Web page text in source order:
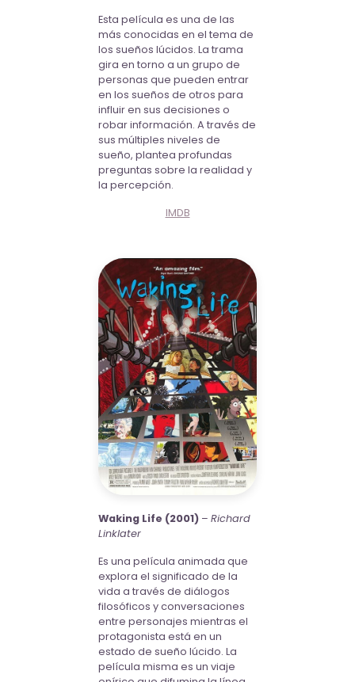
Esta película es una de las
más conocidas en el tema de
los sueños lúcidos. La trama
gira en torno a un grupo de
personas que pueden entrar
en los sueños de otros para
influir en sus decisiones o
robar información. A través de
sus múltiples niveles de
sueño, plantea profundas
preguntas sobre la realidad y
la percepción.
IMDB
Waking Life (2001) – Richard
Linklater
Es una película animada que
explora el significado de la
vida a través de diálogos
filosóficos y conversaciones
entre personajes mientras el
protagonista está en un
estado de sueño lúcido. La
película misma es un viaje